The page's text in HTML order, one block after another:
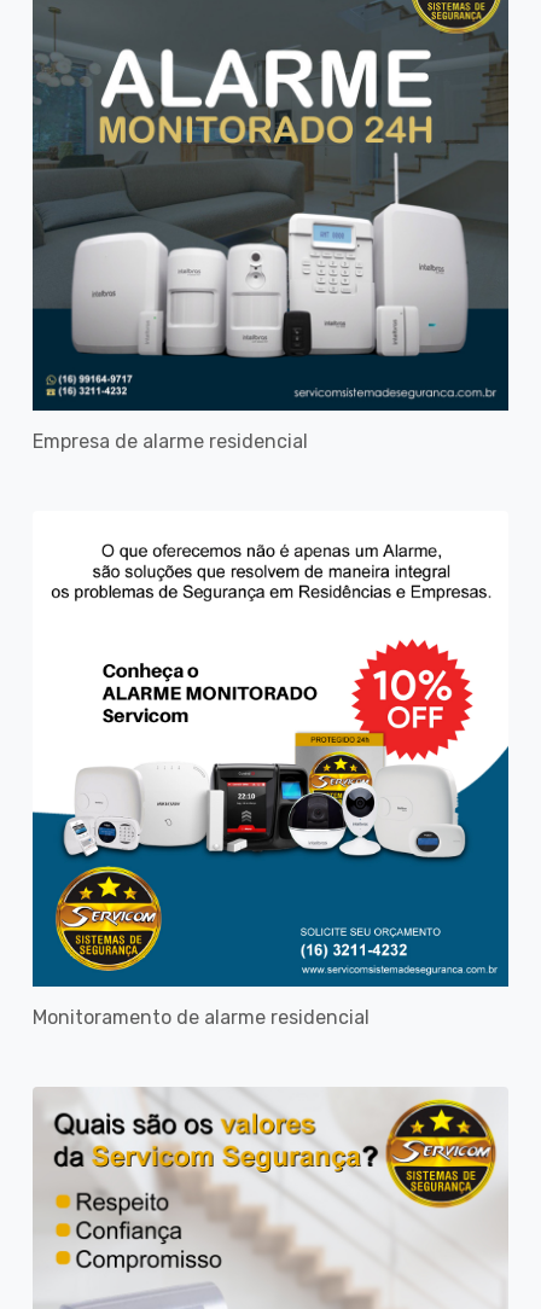
Empresa de alarme residencial
Monitoramento de alarme residencial